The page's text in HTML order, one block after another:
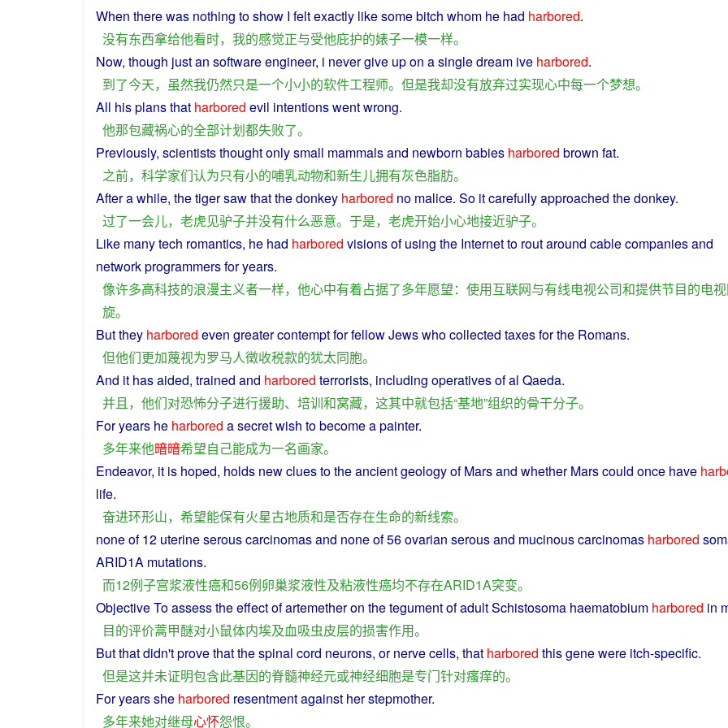
When therewas nothing toshow I feltexactly like some bitch whom he had harbored.
没有东西拿给他看时， 我的感觉正与受他庇护的婊子一模一样。
Now, though justan softwareengineer, i nevergive upon asingledream ive harbored.
到了今天， 虽然我仍然只是一个小小的软件工程师。 但是我却没有放弃过实现心中每一个梦想。
All hisplansthat harbored evil intentionswentwrong.
他那包藏祸心的全部计划都失败了。
Previously, scientiststhoughtonlysmall mammalsand newborn babies harbored brown fat.
之前， 科学家们认为只有小的哺乳动物和新生儿拥有灰色脂肪。
After a while, thetigersawthat thedonkey harbored no malice. So itcarefullyapproached thedonkey.
过了一会儿， 老虎见驴子并没有什么恶意。 于是， 老虎开始小心地接近驴子。
Like manytech romantics, he had harbored visionsof using the Internetto rout around cablecompaniesand
networkprogrammersforyears.
像许多高科技的浪漫主义者一样， 他心中有着占据了多年愿望： 使用互联网与有线电视公司和提供节目的电视
旋。
Butthey harbored even greatercontemptforfellowJews who collected taxes for the Romans.
但他们更加蔑视为罗马人徵收税款的犹太同胞。
And it has aided, trained and harbored terrorists, including operativesofal Qaeda.
并且， 他们对恐怖分子进行援助、 培训和窝藏， 这其中就包括“基地”组织的骨干分子。
Foryears he harbored a secretwish tobecomeapainter.
多年来他暗暗希望自己能成为一名画家。
Endeavor, it is hoped, holds newcluesto theancientgeologyofMarsand whetherMarscould once have
life.
奋进环形山， 希望能保有火星古地质和是否存在生命的新线索。
noneof 12 uterineserouscarcinomasand none of 56ovarian serousand mucinouscarcinomas harbored
ARID1A mutations.
而12例子宫浆液性癌和56例卵巢浆液性及粘液性癌均不存在ARID1A突变。
ObjectiveToassesstheeffectofartemetheron thetegumentof adultSchistosoma haematobium harbored in
目的评价蒿甲醚对小鼠体内埃及血吸虫皮层的损害作用。
Butthat didn'tprovethat the spinal cord neurons, or nervecells, that harbored thisgenewere itch-specific.
但是这并未证明包含此基因的脊髓神经元或神经细胞是专门针对瘙痒的。
Foryearsshe harbored resentmentagainst herstepmother.
多年来她对继母心怀怨恨。